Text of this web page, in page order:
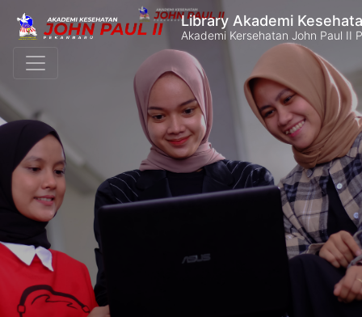
Library Akademi
Akademi Kersehatan John Paul II